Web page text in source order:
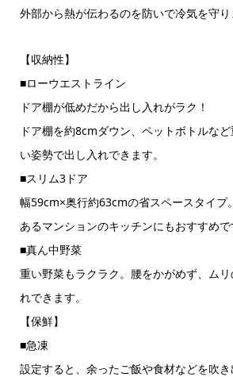
外部から熱が伝わるのを防いで冷気を守り
【収納性】
■ローウエストライン
ドア棚が低めだから出し入れがラク！
ドア棚を約8cmダウン、ペットボトルな
い姿勢で出し入れできます。
■スリム3ドア
幅59cm×奥行約63cmの省スペースタイプ
あるマンションのキッチンにもおすすめで
■真ん中野菜
重い野菜もラクラク。腰をかがめず、ム
れできます。
【保鮮】
■急凍
設定すると、余ったご飯や食材などを吹